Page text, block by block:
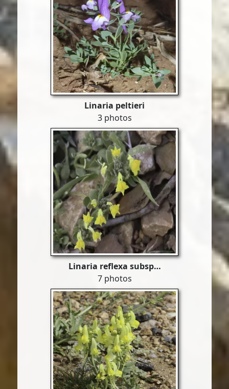
Linaria peltieri
3 photos
Linaria reflexa subsp…
7 photos